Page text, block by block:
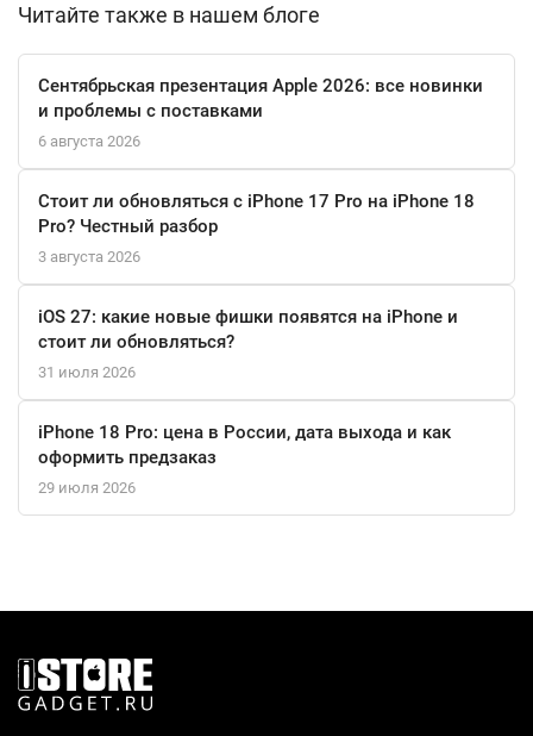
память объемом 16 ГБ, интегрированная в чип M4,
ценит в технике гармонию выдающейся мощности,
безупречного дизайна и яркой индивидуальности.
Читайте также в нашем блоге
Сентябрьская презентация Apple 2026: все новинки
и проблемы с поставками
6 августа 2026
Стоит ли обновляться с iPhone 17 Pro на iPhone 18
Pro? Честный разбор
3 августа 2026
iOS 27: какие новые фишки появятся на iPhone и
стоит ли обновляться?
31 июля 2026
iPhone 18 Pro: цена в России, дата выхода и как
оформить предзаказ
29 июля 2026